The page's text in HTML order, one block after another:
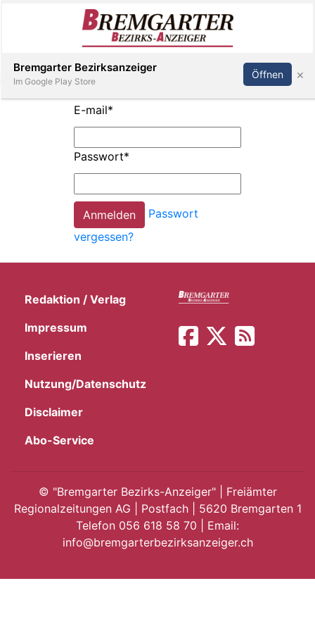
E-
App
Inserieren Abonnieren Anmelden
E-mail*
Passwort*
Passwort
vergessen?
Redaktion / Verlag
Impressum
Inserieren
Nutzung/Datenschutz
Disclaimer
Abo-Service
© "Bremgarter Bezirks-Anzeiger" | Freiämter
Regionalzeitungen AG | Postfach | 5620 Bremgarten 1
Telefon 056 618 58 70 | Email:
info@bremgarterbezirksanzeiger.ch
Bremgarter Bezirksanzeiger
Im Google Play Store
Öffnen ×